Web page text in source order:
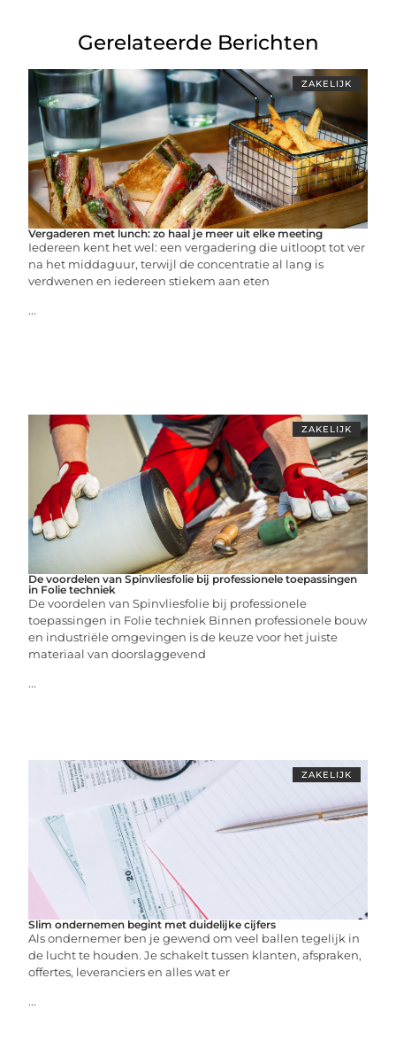
Gerelateerde Berichten
ZAKELIJK
Vergaderen met lunch: zo haal je meer uit elke meeting
Iedereen kent het wel: een vergadering die uitloopt tot ver
na het middaguur, terwijl de concentratie al lang is
verdwenen en iedereen stiekem aan eten
...
ZAKELIJK
De voordelen van Spinvliesfolie bij professionele toepassingen
in Folie techniek
De voordelen van Spinvliesfolie bij professionele
toepassingen in Folie techniek Binnen professionele bouw
en industriële omgevingen is de keuze voor het juiste
materiaal van doorslaggevend
...
ZAKELIJK
Slim ondernemen begint met duidelijke cijfers
Als ondernemer ben je gewend om veel ballen tegelijk in
de lucht te houden. Je schakelt tussen klanten, afspraken,
offertes, leveranciers en alles wat er
...